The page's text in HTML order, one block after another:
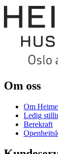
Om oss
Om
Ledig
Berekraft